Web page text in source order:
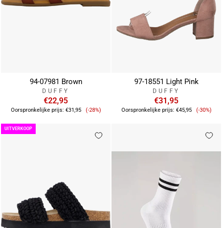
94-07981 Brown
DUFFY
€22,95
Oorspronkelijke prijs: €31,95 Verkoopprijs
(-28%)
97-18551 Light Pink
DUFFY
€31,95
Oorspronkelijke prijs: €45,95 (-30%)
UITVERKOOP